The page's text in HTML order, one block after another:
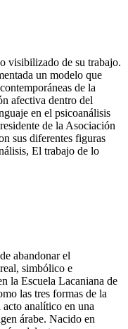
visibilizado de su trabajo.
un modelo que
de la
afectiva dentro del
en el psicoanálisis
de la Asociación
sus diferentes figuras
El trabajo de lo
abandonar el
simbólico e
la Escuela Lacaniana de
las tres formas de la
analítico en una
árabe. Nacido en